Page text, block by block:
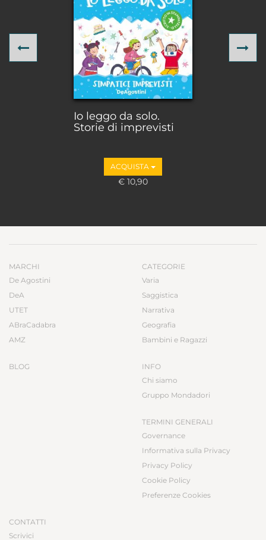
Io leggo da solo.
Storie di imprevisti
ACQUISTA
€ 10,90
Previous
MARCHI
De Agostini
DeA
UTET
ABraCadabra
AMZ
BLOG
CATEGORIE
Varia
Saggistica
Narrativa
Geografia
Bambini e Ragazzi
INFO
Chi siamo
Gruppo Mondadori
TERMINI GENERALI
Governance
Informativa sulla Privacy
Privacy Policy
Cookie Policy
Preferenze Cookies
CONTATTI
Scrivici